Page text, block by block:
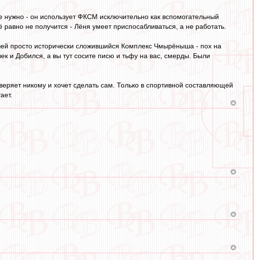
- он использует ФКСМ исключительно как вспомогательный
не получится - Лёня умеет приспосабливаться, а не работать.
просто исторически сложившийся Комплекс Чмырёныша - пох на
и Добился, а вы тут сосите писю и тьфу на вас, смерды. Были
никому и хочет сделать сам. Только в спортивной составляющей